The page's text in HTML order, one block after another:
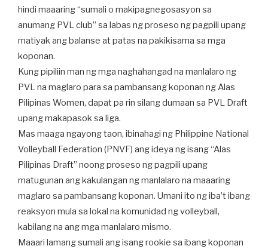
hindi maaaring “sumali o makipagnegosasyon sa
anumang PVL club” sa labas ng proseso ng pagpili upang
matiyak ang balanse at patas na pakikisama sa mga
koponan.
Kung pipiliin man ng mga naghahangad na manlalaro ng
PVL na maglaro para sa pambansang koponan ng Alas
Pilipinas Women, dapat pa rin silang dumaan sa PVL Draft
upang makapasok sa liga.
Mas maaga ngayong taon, ibinahagi ng Philippine National
Volleyball Federation (PNVF) ang ideya ng isang “Alas
Pilipinas Draft” noong proseso ng pagpili upang
matugunan ang kakulangan ng manlalaro na maaaring
maglaro sa pambansang koponan. Umani ito ng iba’t ibang
reaksyon mula sa lokal na komunidad ng volleyball,
kabilang na ang mga manlalaro mismo.
Maaari lamang sumali ang isang rookie sa ibang koponan